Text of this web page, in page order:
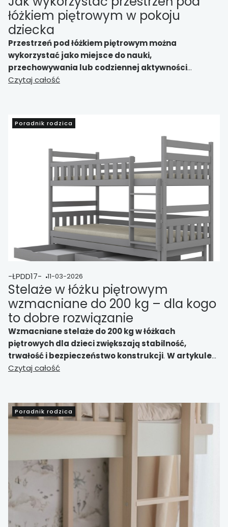
łóżkiem piętrowym w pokoju
dziecka
Przestrzeń pod łóżkiem piętrowym można
wykorzystać jako miejsce do nauki,
przechowywania lub codziennej aktywności
dziecka. Biurko, regały i szafki pod konstrukcją
uporządkowane wnętrze.
zagospodarować przestrzeń pod łóżkiem
Czytaj całość
Poradnik rodzica
-ŁPDD17- 11-03-2026
Stelaże w łóżku piętrowym
wzmacniane do 200 kg – dla kogo
to dobre rozwiązanie
Wzmacniane stelaże do 200 kg w łóżkach
piętrowych dla dzieci zwiększają stabilność,
trwałość i bezpieczeństwo konstrukcji. W artykule
wyjaśniamy, dla kogo takie rozwiązanie jest
Czytaj całość
Poradnik rodzica